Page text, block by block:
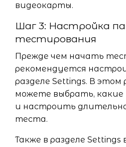
видеокарты.
Шаг 3: Настройка
тестирования
Прежде чем начать
рекомендуется
разделе Settings. В этом
можете выбрать,
и настроить
теста.
Также в разделе